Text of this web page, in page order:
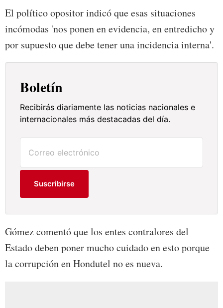
El político opositor indicó que esas situaciones
incómodas 'nos ponen en evidencia, en entredicho y
por supuesto que debe tener una incidencia interna'.
Boletín
Recibirás diariamente las noticias nacionales e
internacionales más destacadas del día.
Suscribirse
Gómez comentó que los entes contralores del
Estado deben poner mucho cuidado en esto porque
la corrupción en Hondutel no es nueva.